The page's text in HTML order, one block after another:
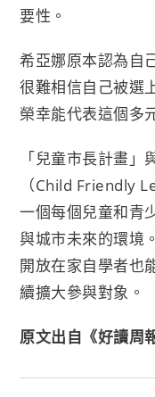
要性。
希亞娜原本認為自
很難相信自己被選
榮幸能代表這個多
「兒童市長計畫」
（Child Friendly
一個每個兒童和青
與城市未來的環境
開放在家自學者也
續擴大參與對象。
原文出自《好讀周